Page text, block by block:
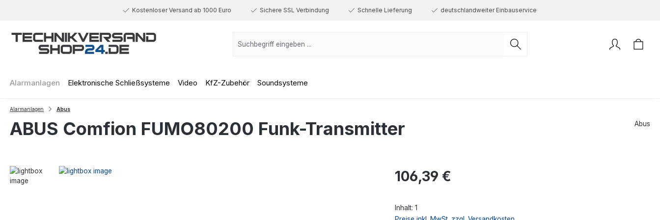
Kostenloser Versand ab 1000 Euro Sichere SSL Verbindung Schnelle Lieferung deutschlandweiter Einbauservice
Alarmanlagen Elektronische Schließsysteme Video KfZ-Zubehör Soundsysteme
Alarmanlagen Abus
ABUS Comfion FUMO80200 Funk-Transmitter Abus
Regulärer Preis:
106,39 €
Inhalt: 1